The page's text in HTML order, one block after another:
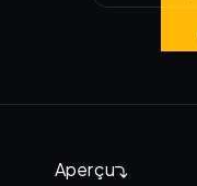
Aperçu